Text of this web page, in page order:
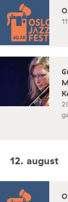
12. august